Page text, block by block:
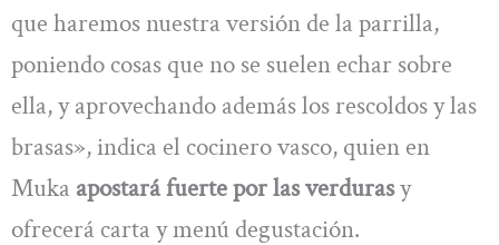
que haremos nuestra versión de la parrilla,
poniendo cosas que no se suelen echar sobre
ella, y aprovechando además los rescoldos y las
brasas», indica el cocinero vasco, quien en
Muka apostará fuerte por las verdurasy
ofrecerá carta y menú degustación.